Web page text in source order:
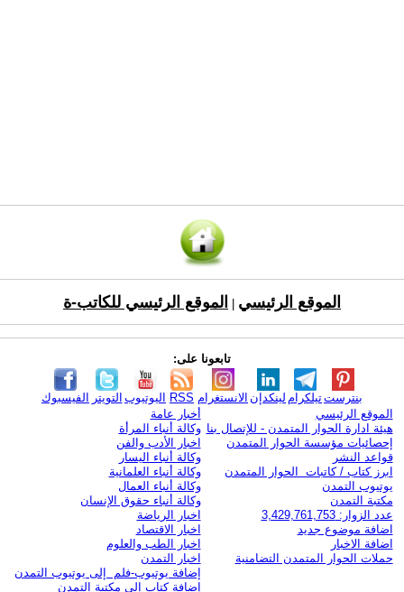
الموقع الرئيسي الموقع الرئيسي للكاتب-ة
تابعونا على:
الفيسبوك التويتر اليوتيوب RSS الانستغرام لينكدإن تيلكرامبنترست
الموقع الرئيسي
هيئة ادارة الحوار المتمدن - للإتصال بنا
إحصائيات مؤسسة الحوار المتمدن
قواعد النشر
ابرز كتاب / كاتبات الحوار المتمدن
يوتيوب التمدن
مكتبة التمدن
عدد الزوار: 3,429,761,753
اضافة موضوع جديد
اضافة الاخبار
حملات الحوار المتمدن التضامنية
أخبار عامة
وكالة أنباء المرأة
اخبار الأدب والفن
وكالة أنباء اليسار
وكالة أنباء العلمانية
وكالة أنباء العمال
وكالة أنباء حقوق الإنسان
اخبار الرياضة
اخبار الاقتصاد
اخبار الطب والعلوم
اخبار التمدن
إضافة يوتيوب-فلم إلى يوتيوب التمدن
إضافة كتاب إلى مكتبة التمدن